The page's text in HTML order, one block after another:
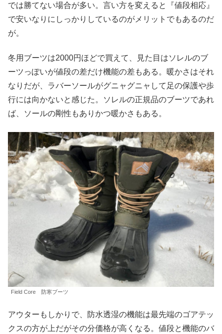
では勝てない場合が多い。言い方を変えると『値段相応』
で安いなりにしっかりしているのがメリットでもあるのだ
が。
冬用ブーツは2000円ほどで買えて、見た目はソレルのブ
ーツっぽいが値段の差だけ機能の差もある。暖かさはそれ
なりだが、ラバーソールがグニャグニャして足の保護や歩
行には向かないと感じた。ソレルの正規品のブーツであれ
ば、ソールの剛性もありかつ暖かさもある。
Field Core 防寒ブーツ
アウターもしかりで、防水透湿の機能は最先端のゴアテッ
クスの方が上だがその分価格が高くなる。値段と機能のバ